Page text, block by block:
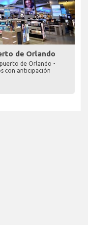
de Orlando
de Orlando -
con anticipación